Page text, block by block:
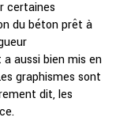
certaines
du béton prêt à
aussi bien mis en
graphismes sont
dit, les